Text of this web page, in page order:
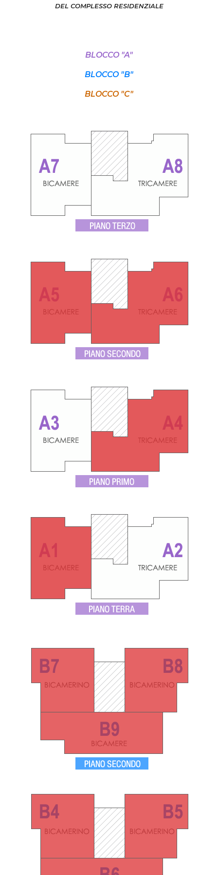
DEL COMPLESSO RESIDENZIALE
BLOCCO "A"
BLOCCO "B"
BLOCCO "C"